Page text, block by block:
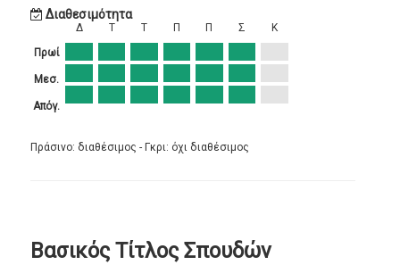
Διαθεσιμότητα
Πρωί
Μεσ.
Απόγ.
Δ Τ Τ Π Π Σ Κ
Πράσινο: διαθέσιμος - Γκρι: όχι διαθέσιμος
Βασικός Τίτλος Σπουδών